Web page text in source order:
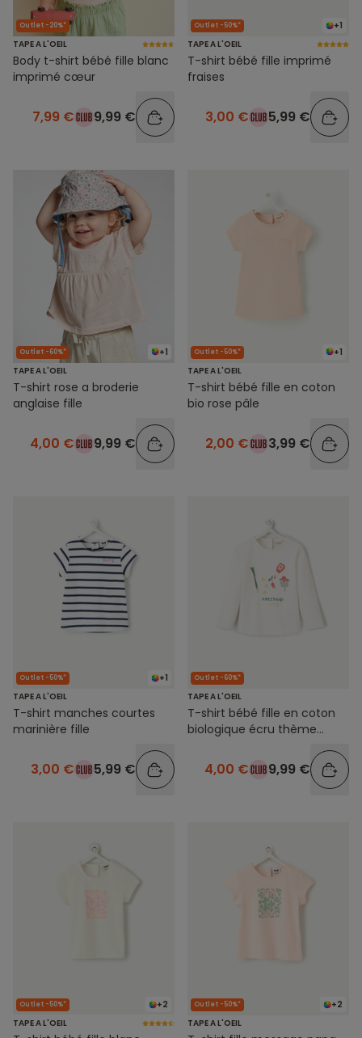
Outlet -20%*
TAPE A L'OEIL
Body t-shirt bébé fille blanc
imprimé cœur
7,99 € 9,99 €
+1
Outlet -50%*
TAPE A L'OEIL
T-shirt bébé fille imprimé
fraises
3,00 € 5,99 €
+1
Outlet -60%*
TAPE A L'OEIL
T-shirt rose a broderie
anglaise fille
4,00 € 9,99 €
+1
Outlet -50%*
TAPE A L'OEIL
T-shirt bébé fille en coton
bio rose pâle
2,00 € 3,99 €
+1
Outlet -50%*
TAPE A L'OEIL
T-shirt manches courtes
marinière fille
3,00 € 5,99 €
Outlet -60%*
TAPE A L'OEIL
T-shirt bébé fille en coton
biologique écru thème
4,00 € 9,99 €
+2
Outlet -50%*
TAPE A L'OEIL
+2
Outlet -50%*
TAPE A L'OEIL